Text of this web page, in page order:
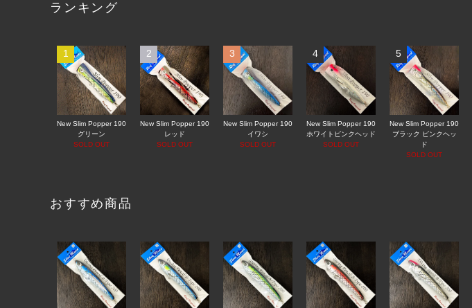
ランキング
1
New Slim Popper 190
グリーン
SOLD OUT
2
New Slim Popper 190
レッド
SOLD OUT
3
New Slim Popper 190
イワシ
SOLD OUT
4
New Slim Popper 190
ホワイトピンクヘッド
SOLD OUT
5
New Slim Popper 190
ブラック ピンクヘッ
ド
SOLD OUT
おすすめ商品